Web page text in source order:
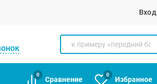
Вход
0
Сравнение
0
Избранное